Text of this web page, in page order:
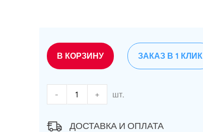
В КОРЗИНУ
- + шт.
ЗАКАЗ В 1 КЛИК
ДОСТАВКА И ОПЛАТА